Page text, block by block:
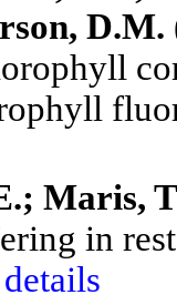
, D.M.
Maris,
in
details